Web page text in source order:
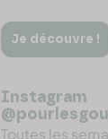
Je découvre !
Instagram
Toutes les